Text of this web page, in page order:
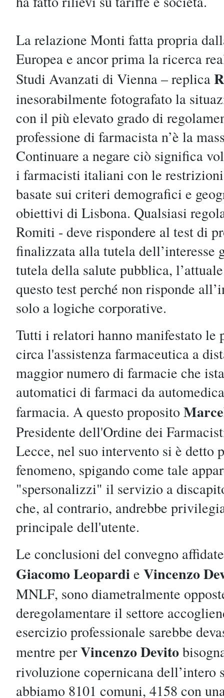
La relazione Monti fatta propria
Europea e ancor prima la ricerca
Studi Avanzati di Vienna – replica
inesorabilmente fotografato la
con il più elevato grado di
professione di farmacista n’è la
Continuare a negare ciò significa
i farmacisti italiani con le restrizioni
basate sui criteri demografici e
obiettivi di Lisbona. Qualsiasi
Romiti - deve rispondere al test di
finalizzata alla tutela dell’interesse
tutela della salute pubblica,
questo test perché non risponde
solo a logiche corporative.
Tutti i relatori hanno manifestato le
circa l'assistenza farmaceutica a
maggior numero di farmacie che
automatici di farmaci da
farmacia. A questo proposito
Presidente dell'Ordine dei
Lecce, nel suo intervento si è detto
fenomeno, spigando come tale
"spersonalizzi" il servizio a
che, al contrario, andrebbe
principale dell'utente.
Le conclusioni del convegno
Giacomo Leopardie Vincenzo
MNLF, sono diametralmente
deregolamentare il settore
esercizio professionale sarebbe
mentre perVincenzo Devito
rivoluzione copernicana dell’intero
abbiamo 8101 comuni, 4158 con